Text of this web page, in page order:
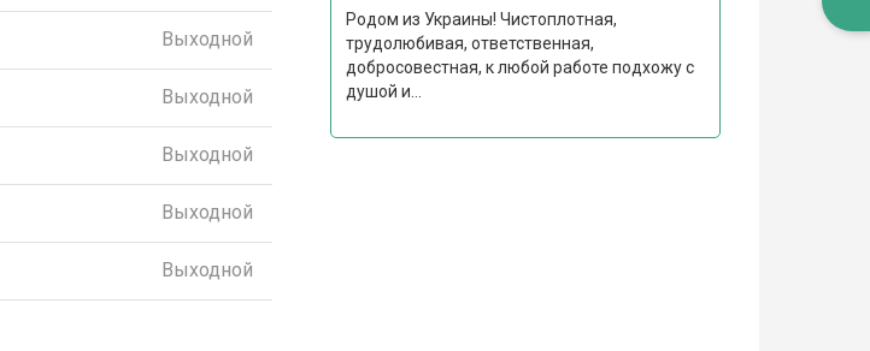
Выходной
Выходной
Выходной
Выходной
Выходной
Родом из Украины! Чистоплотная,
трудолюбивая, ответственная,
добросовестная, к любой работе подхожу с
душой и...